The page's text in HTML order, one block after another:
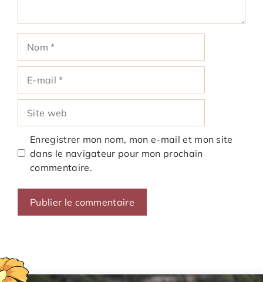
mail
web
Enregistrer mon nom, mon e-mail et mon site
dans le navigateur pour mon prochain
commentaire.